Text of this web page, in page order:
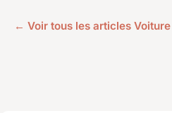
← Voir tous les articles Voiture